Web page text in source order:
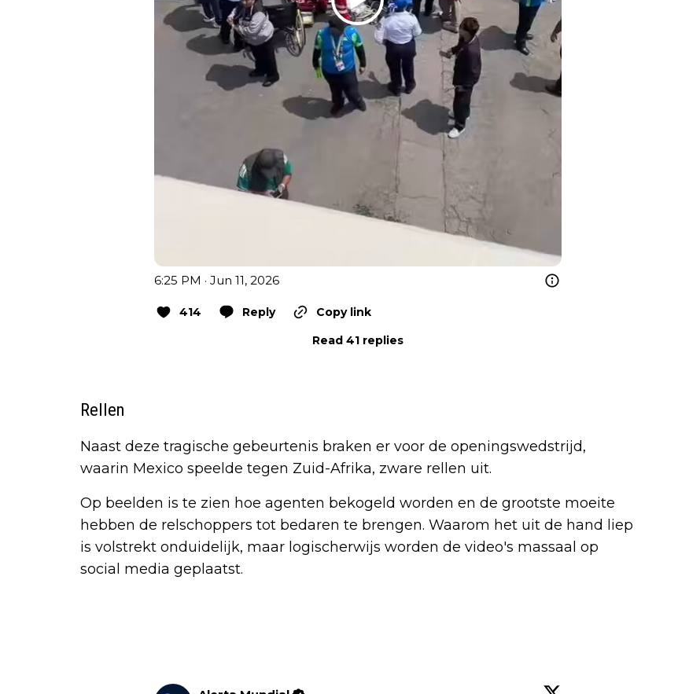
6:25 PM · Jun 11, 2026
414 Reply
Copy link
Read 41 replies
Rellen
Naast deze tragische gebeurtenis braken er voor de openingswedstrijd,
waarin Mexico speelde tegen Zuid-Afrika, zware rellen uit.
Op beelden is te zien hoe agenten bekogeld worden en de grootste moeite
hebben de relschoppers tot bedaren te brengen. Waarom het uit de hand liep
is volstrekt onduidelijk, maar logischerwijs worden de video's massaal op
social media geplaatst.